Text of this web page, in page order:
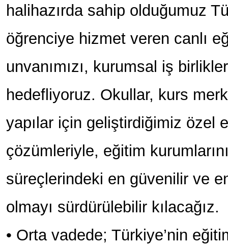
halihazırda sahip olduğumuz
öğrenciye hizmet veren canlı
unvanımızı, kurumsal iş
hedefliyoruz. Okullar, kurs
yapılar için geliştirdiğimiz özel
çözümleriyle, eğitim
süreçlerindeki en güvenilir ve
olmayı sürdürülebilir kılacağız.
• Orta vadede; Türkiye’nin